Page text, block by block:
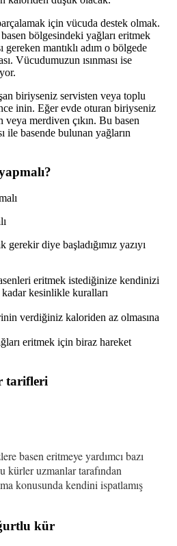
için vücuda destek olmak.
bölgesindeki yağları eritmek
gereken mantıklı adım o bölgede
Vücudumuzun ısınması ise
biriyseniz servisten veya toplu
inin. Eğer evde oturan biriyseniz
merdiven çıkın. Bu basen
ile basende bulunan yağların
diye başladığımız yazıyı
eritmek istediğinize kendinizi
kesinlikle kuralları
verdiğiniz kaloriden az olmasına
eritmek için biraz hareket
tarifleri
basen eritmeye yardımcı bazı
uzmanlar tarafından
konusunda kendini ispatlamış
kür